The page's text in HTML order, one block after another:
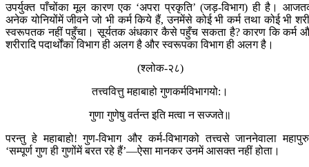
उपर्युक्त पाँचोंका मूल कारण एक ‘अपरा प्रकृति’ (जड़-विभाग) ही है।
अनेक योनियोंमें जीवने जो भी कर्म किये हैं, उनमेंसे कोई भी कर्म तथा कोई भी
स्वरूपतक नहीं पहुँचा। सूर्यतक अंधकार कैसे पहुँच सकता है? कारण कि कर्म
शरीरादि पदार्थोंका विभाग ही अलग है और स्वरूपका विभाग ही अलग है।
(श्लोक-२८)
तत्त्ववित्तु महाबाहो गुणकर्मविभागयो:।
गुणा गुणेषु वर्तन्त इति मत्वा न सज्जते॥
परन्तु हे महाबाहो! गुण-विभाग और कर्म-विभागको तत्त्वसे जाननेवाला
‘सम्पूर्ण गुण ही गुणोंमें बरत रहे हैं’—ऐसा मानकर उनमें आसक्त नहीं होता।